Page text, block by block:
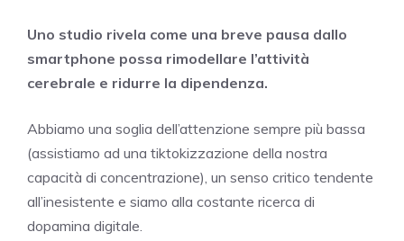
Uno studio rivela come una breve pausa dallo
smartphone possa rimodellare l’attività
cerebrale e ridurre la dipendenza.
Abbiamo una soglia dell’attenzione sempre più bassa
(assistiamo ad una tiktokizzazione della nostra
capacità di concentrazione), un senso critico tendente
all’inesistente e siamo alla costante ricerca di
dopamina digitale.